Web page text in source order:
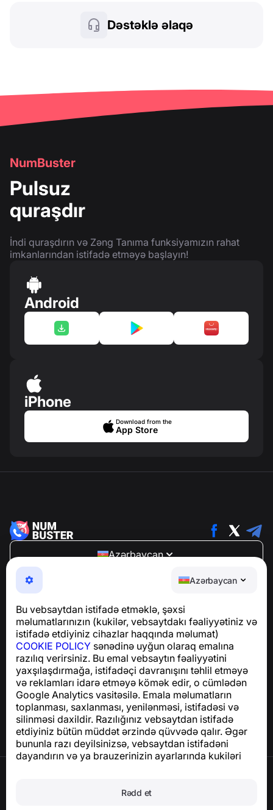
Azərbaycan
Bu vebsaytdan istifadə etməklə, şəxsi
məlumatlarınızın (kukilər, vebsaytdakı fəaliyyətiniz və
istifadə etdiyiniz cihazlar haqqında məlumat)
COOKIE POLICY sənədinə uyğun olaraq emalına
razılıq verirsiniz. Bu emal vebsaytın fəaliyyətini
yaxşılaşdırmağa, istifadəçi davranışını təhlil etməyə
və reklamları idarə etməyə kömək edir, o cümlədən
Google Analytics vasitəsilə. Emala məlumatların
toplanması, saxlanması, yenilənməsi, istifadəsi və
silinməsi daxildir. Razılığınız vebsaytdan istifadə
etdiyiniz bütün müddət ərzində qüvvədə qalır. Əgər
bununla razı deyilsinizsə, vebsaytdan istifadəni
dayandırın və ya brauzerinizin ayarlarında kukiləri
Rədd et
Dəstəklə əlaqə
NumBuster
Pulsuz
quraşdır
İndi quraşdırın və Zəng Tanıma funksiyamızın rahat
imkanlarından istifadə etməyə başlayın!
Android
iPhone
Download from the
App Store
Azərbaycan
NumBuster © 2013—2026 ·
support@numbuster.com
Telefon fırıldaqlarından, spam və arzuolunmaz
GDPR uyğunluğu ilə bağlı suallar üçün:
support@numbuster.com
Yardım Mərkəzi
Xəbərlər və Məqalələr
Layihə haqqında
Əlaqə